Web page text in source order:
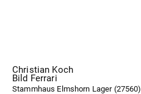
Christian Koch
Bild Ferrari
Stammhaus Elmshorn Lager (27560)